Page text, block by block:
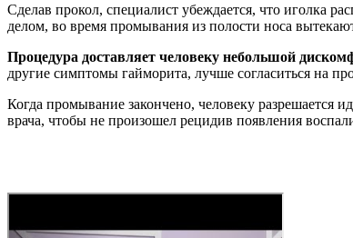
Сделав прокол, специалист убеждается, что иголка
делом, во время промывания из полости носа
Процедура доставляет человеку небольшой
другие симптомы гайморита, лучше согласиться на
Когда промывание закончено, человеку разрешается
врача, чтобы не произошел рецидив появления